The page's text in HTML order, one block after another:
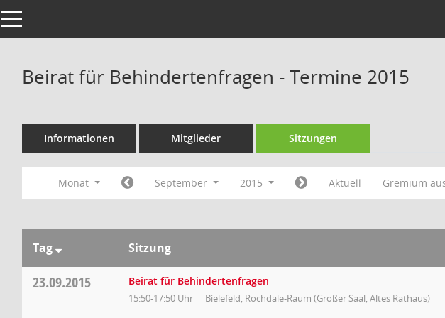
Toggle navigation
Beirat für Behindertenfragen - Termine 2015
Informationen Mitglieder Sitzungen
Monat September 2015 Aktuell Gremium
Tag Sitzung
23.09.2015 Beirat für Behindertenfragen
15:50-17:50 Uhr Bielefeld, Rochdale-Raum (Großer Saal, Altes Rathaus)